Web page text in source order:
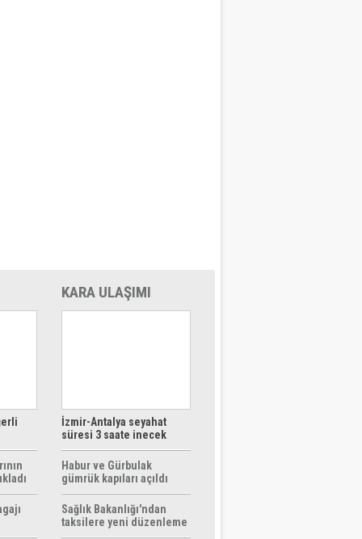
KARA ULAŞIMI
İzmir-Antalya seyahat
süresi 3 saate inecek
Habur ve Gürbulak
gümrük kapıları açıldı
Sağlık Bakanlığı'ndan
taksilere yeni düzenleme